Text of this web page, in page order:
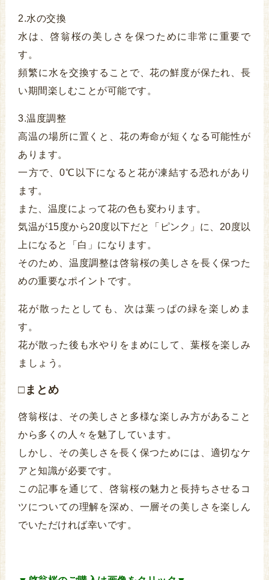
2.水の交換
水は、啓翁桜の美しさを保つために非常に重要で
す。
頻繁に水を交換することで、花の鮮度が保たれ、長
い期間楽しむことが可能です。
3.温度調整
高温の場所に置くと、花の寿命が短くなる可能性が
あります。
一方で、0℃以下になると花が凍結する恐れがあり
ます。
また、温度によって花の色も変わります。
気温が15度から20度以下だと「ピンク」に、20度以
上になると「白」になります。
そのため、温度調整は啓翁桜の美しさを長く保つた
めの重要なポイントです。
花が散ったとしても、次は葉っぱの緑を楽しめま
す。
花が散った後も水やりをまめにして、葉桜を楽しみ
ましょう。
□まとめ
啓翁桜は、その美しさと多様な楽しみ方があること
から多くの人々を魅了しています。
しかし、その美しさを長く保つためには、適切なケ
アと知識が必要です。
この記事を通じて、啓翁桜の魅力と長持ちさせるコ
ツについての理解を深め、一層その美しさを楽しん
でいただければ幸いです。